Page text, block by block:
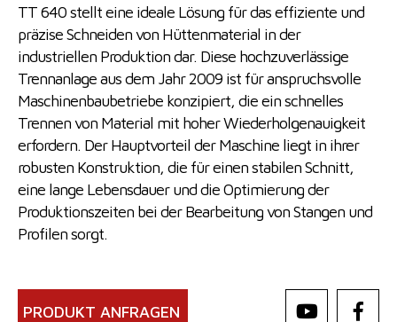
TT 640 stellt eine ideale Lösung für das effiziente und
präzise Schneiden von Hüttenmaterial in der
industriellen Produktion dar. Diese hochzuverlässige
Trennanlage aus dem Jahr 2009 ist für anspruchsvolle
Maschinenbaubetriebe konzipiert, die ein schnelles
Trennen von Material mit hoher Wiederholgenauigkeit
erfordern. Der Hauptvorteil der Maschine liegt in ihrer
robusten Konstruktion, die für einen stabilen Schnitt,
eine lange Lebensdauer und die Optimierung der
Produktionszeiten bei der Bearbeitung von Stangen und
Profilen sorgt.
PRODUKT ANFRAGEN